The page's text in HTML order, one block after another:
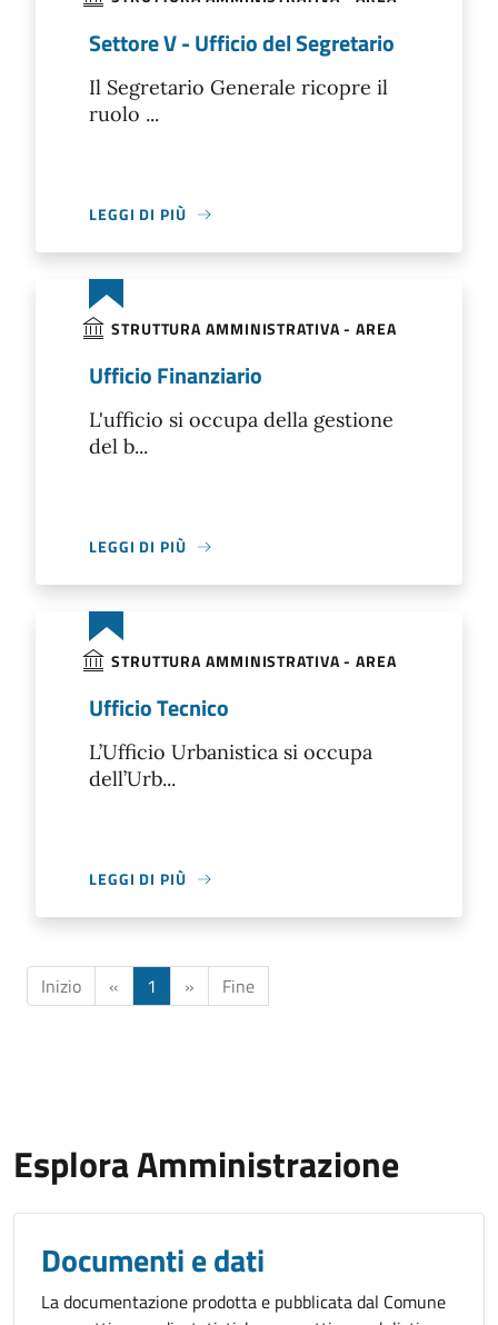
Settore V - Ufficio del Segretario
Il Segretario Generale ricopre il
ruolo ...
LEGGI DI PIÙ
STRUTTURA AMMINISTRATIVA - AREA
Ufficio Finanziario
L'ufficio si occupa della gestione
del b...
LEGGI DI PIÙ
STRUTTURA AMMINISTRATIVA - AREA
Ufficio Tecnico
L’Ufficio Urbanistica si occupa
dell’Urb...
LEGGI DI PIÙ
Inizio « 1 » Fine
Esplora Amministrazione
Documenti e dati
La documentazione prodotta e pubblicata dal Comune